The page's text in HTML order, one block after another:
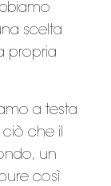
scelta
propria
a testa
ciò che il
un
così